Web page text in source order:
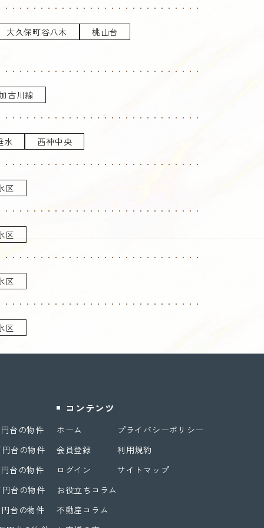
大久保町谷八木 桃山台
古川線
水 西神中央
区
区
区
区
台の物件
台の物件
台の物件
台の物件
台の物件
コンテンツ
ホーム
会員登録
ログイン
お役立ちコラム
不動産コラム
プライバシーポリシー
利用規約
サイトマップ